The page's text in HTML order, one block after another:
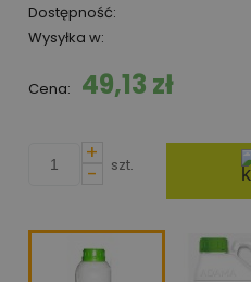
Dostępność:
Wysyłka w:
Cena: 49,13 zł
+
-
szt.